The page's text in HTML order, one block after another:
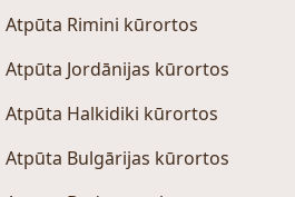
Atpūta Rimini kūrortos
Atpūta Jordānijas kūrortos
Atpūta Halkidiki kūrortos
Atpūta Bulgārijas kūrortos